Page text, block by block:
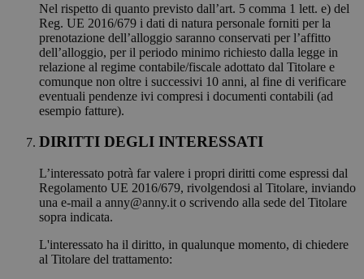
Nel rispetto di quanto previsto dall’art. 5 comma 1 lett. e) del
Reg. UE 2016/679 i dati di natura personale forniti per la
prenotazione dell’alloggio saranno conservati per l’affitto
dell’alloggio, per il periodo minimo richiesto dalla legge in
relazione al regime contabile/fiscale adottato dal Titolare e
comunque non oltre i successivi 10 anni, al fine di verificare
eventuali pendenze ivi compresi i documenti contabili (ad
esempio fatture).
DIRITTI DEGLI INTERESSATI
L’interessato potrà far valere i propri diritti come espressi dal
Regolamento UE 2016/679, rivolgendosi al Titolare, inviando
una e-mail a anny@anny.it o scrivendo alla sede del Titolare
sopra indicata.
L'interessato ha il diritto, in qualunque momento, di chiedere
al Titolare del trattamento: